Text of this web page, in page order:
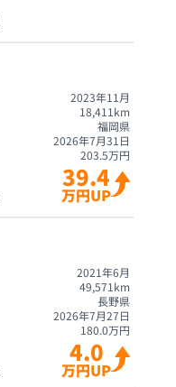
2023年11月
18,411 km
福岡県
2026年7月31日
203.5万円
39.4
万円UP
2021年6月
49,571 km
長野県
2026年7月27日
180.0万円
4.0
万円UP